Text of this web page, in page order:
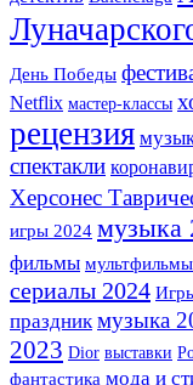
День Победы
Netflix мастер-классы
рецензия
спектакли
Херсонес
игры 2024 музыка
фильмы
сериалы 2024
праздник музыка
2023 Dior выставки
фантастика мода и